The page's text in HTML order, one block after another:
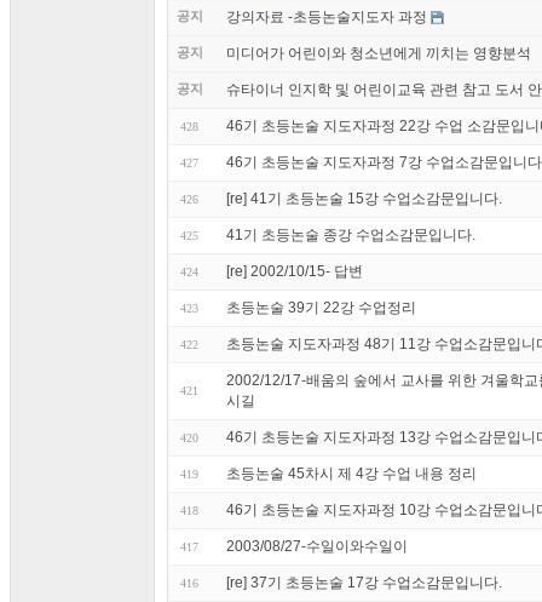
공지 강의자료 -초등논술지도자 과정
공지 미디어가 어린이와 청소년에게 끼치는 영향분석
공지 슈타이너 인지학 및 어린이교육 관련 참고 도서
428 46기 초등논술 지도자과정 22강 수업 소감문입니
427 46기 초등논술 지도자과정 7강 수업소감문입니
426 [re] 41기 초등논술 15강 수업소감문입니다.
425 41기 초등논술 종강 수업소감문입니다.
424 [re] 2002/10/15- 답변
423 초등논술 39기 22강 수업정리
422 초등논술 지도자과정 48기 11강 수업소감문입니
421
2002/12/17-배움의 숲에서 교사를 위한 겨울학
시길
420 46기 초등논술 지도자과정 13강 수업소감문입니
419 초등논술 45차시 제 4강 수업 내용 정리
418 46기 초등논술 지도자과정 10강 수업소감문입니
417 2003/08/27-수일이와수일이
416 [re] 37기 초등논술 17강 수업소감문입니다.